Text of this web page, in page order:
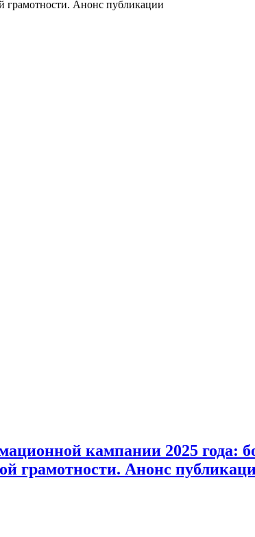
грамотности. Анонс публикации
кампании 2025 года:
грамотности. Анонс